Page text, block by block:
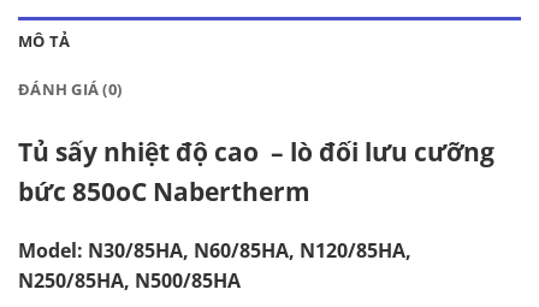
MÔ TẢ
ĐÁNH GIÁ (0)
Tủ sấy nhiệt độ cao – lò đối lưu cưỡng
bức 850oC Nabertherm
Model: N30/85HA, N60/85HA, N120/85HA,
N250/85HA, N500/85HA